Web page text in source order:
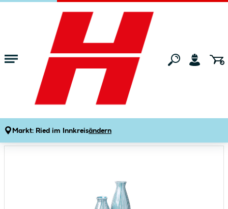
Zum Hauptinhalt springen
Markt: Ried im Innkreisändern
Wohnen Wohnaccessoires
Vase 7,5 x 7,5 x 17,5 cm hellblau